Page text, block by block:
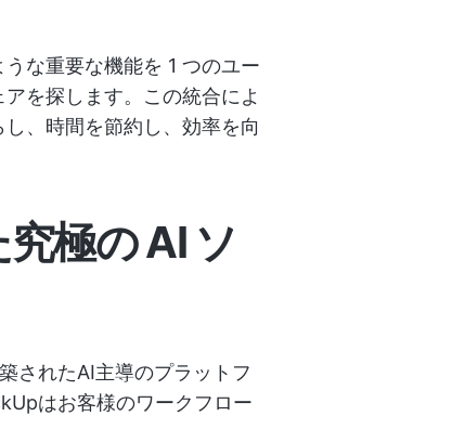
な重要な機能を 1 つのユー
を探します。この統合によ
、時間を節約し、効率を向
極の AI ソ
されたAI主導のプラットフ
はお客様のワークフロー